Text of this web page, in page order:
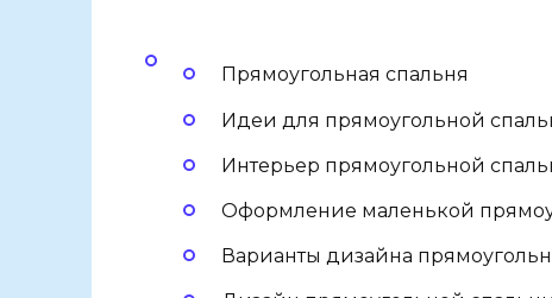
Прямоугольная спальня
Идеи для прямоугольной
Интерьер прямоугольной
Оформление маленькой
Варианты дизайна